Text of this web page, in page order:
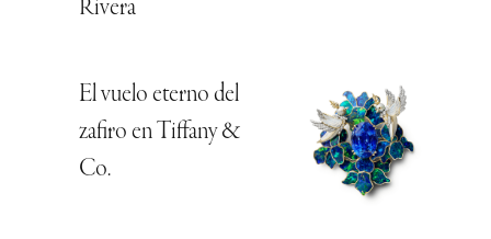
Rivera
El vuelo eterno del
zafiro en Tiffany &
Co.